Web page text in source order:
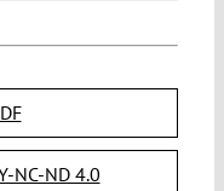
NC-ND 4.0